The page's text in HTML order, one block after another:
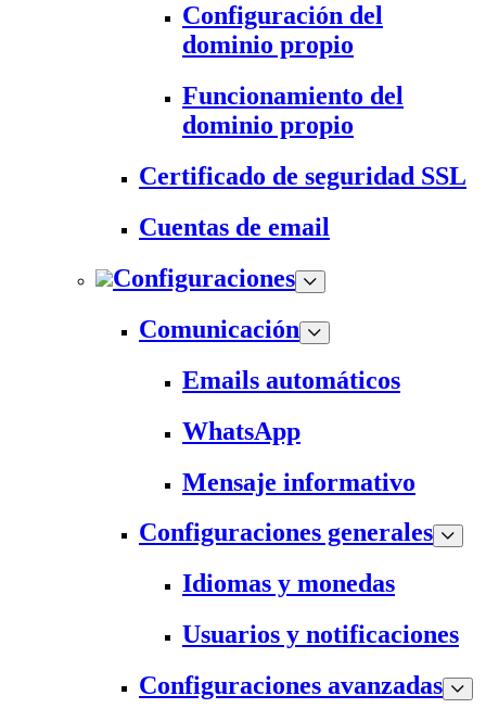
Configuración del
dominio propio
Funcionamiento del
dominio propio
Certificado de seguridad SSL
Cuentas de email
Configuraciones
Comunicación
Emails automáticos
WhatsApp
Mensaje informativo
Configuraciones generales
Idiomas y monedas
Usuarios y notificaciones
Configuraciones avanzadas